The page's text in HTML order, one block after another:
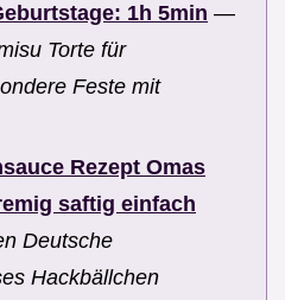
1h 5min —
Torte für
Feste mit
Rezept Omas
saftig einfach
Deutsche
Hackbällchen